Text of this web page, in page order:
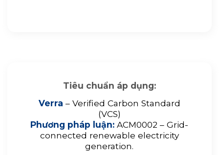
Tiêu chuẩn áp dụng:
Verra – Verified Carbon Standard
(VCS)
Phương pháp luận: ACM0002 – Grid-
connected renewable electricity
generation.